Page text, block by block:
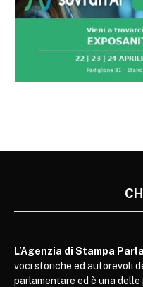
L’Agenzia di Stampa
voci storiche ed autorevoli
parlamentare ed è una